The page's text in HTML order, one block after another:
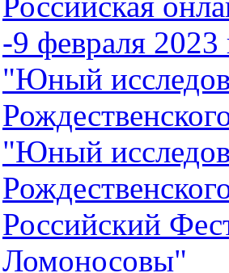
-9 февраля 2023
"Юный
"Юный
Российский
Ломоносовы"